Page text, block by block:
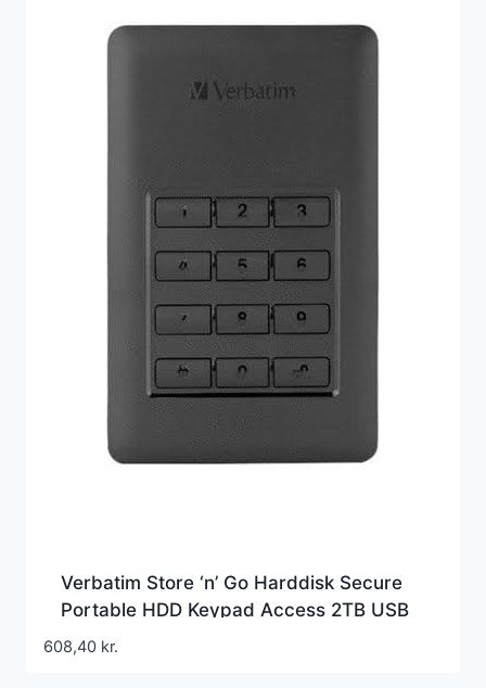
Verbatim Store ‘n’ Go Harddisk Secure
Portable HDD Keypad Access 2TB USB
3.1 Gen 1
608,40 kr.